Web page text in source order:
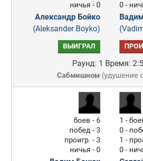
ничья - 0
Александр Бойко
(Aleksander Boyko)
0 -
ВЫИГРАЛ
Раунд: 1 Время:
Сабмишном(удушение
боев - 6
побед - 3
проигр. - 3
ничья - 0
1 -
0 -
1 -
0 -